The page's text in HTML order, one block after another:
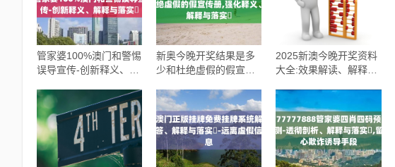
管家婆100%澳门和警惕
误导宣传-创新释义、解
新奥今晚开奖结果是多
少和杜绝虚假的假宣传
实​
2025新澳今晚开奖资料
大全:效果解读、解释与